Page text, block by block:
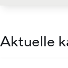
Aktuelle